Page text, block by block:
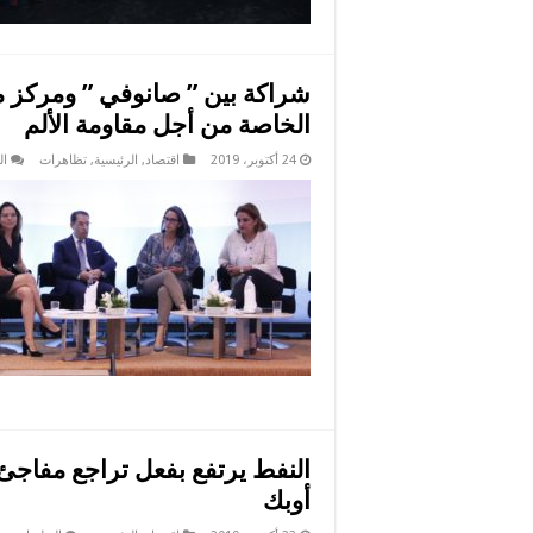
شراكة بين ” صانوفي ” ومركز
الخاصة من أجل مقاومة الألم
24 أكتوبر، 2019 اقتصاد, الرئيسية, تظاهرات
النفط يرتفع بفعل تراجع
أوبك